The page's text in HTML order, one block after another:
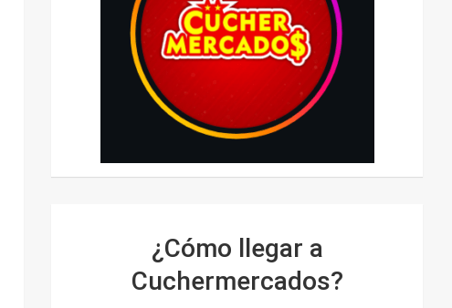
¿Cómo llegar a
Cuchermercados?